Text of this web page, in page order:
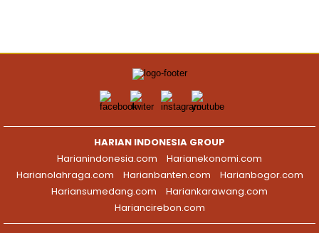
HARIAN INDONESIA GROUP
Harianindonesia.com
Harianekonomi.com
Harianolahraga.com
Harianbanten.com
Harianbogor.com
Hariansumedang.com
Hariankarawang.com
Hariancirebon.com